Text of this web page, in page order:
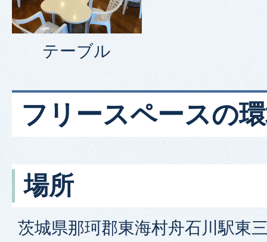
テーブル
フリースペースの
場所
茨城県那珂郡東海村舟石川駅東